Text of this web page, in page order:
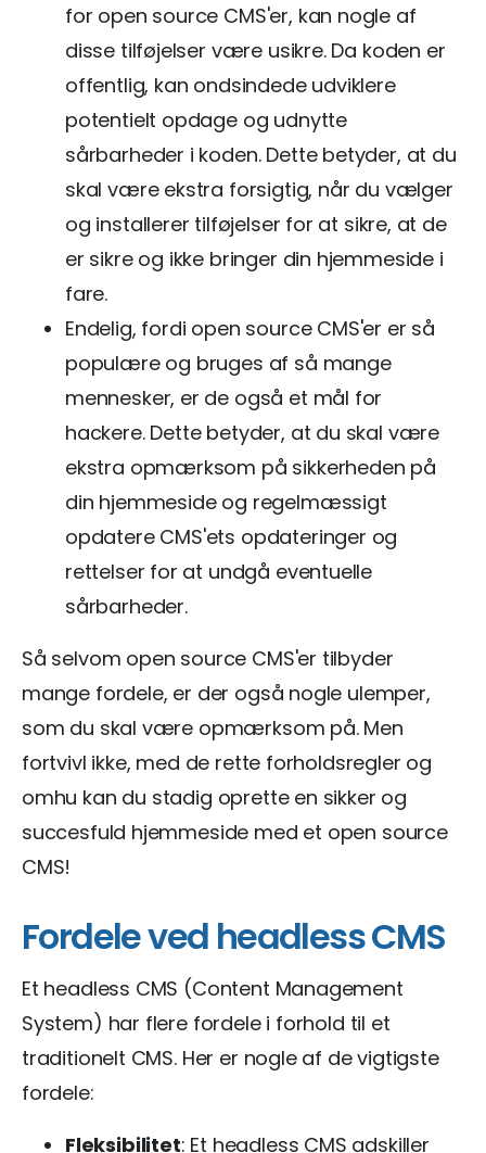
for open source CMS'er, kan nogle af
disse tilføjelser være usikre. Da koden er
offentlig, kan ondsindede udviklere
potentielt opdage og udnytte
sårbarheder i koden. Dette betyder, at du
skal være ekstra forsigtig, når du vælger
og installerer tilføjelser for at sikre, at de
er sikre og ikke bringer din hjemmeside i
fare.
Endelig, fordi open source CMS'er er så
populære og bruges af så mange
mennesker, er de også et mål for
hackere. Dette betyder, at du skal være
ekstra opmærksom på sikkerheden på
din hjemmeside og regelmæssigt
opdatere CMS'ets opdateringer og
rettelser for at undgå eventuelle
sårbarheder.
Så selvom open source CMS'er tilbyder
mange fordele, er der også nogle ulemper,
som du skal være opmærksom på. Men
fortvivl ikke, med de rette forholdsregler og
omhu kan du stadig oprette en sikker og
succesfuld hjemmeside med et open source
CMS!
Fordele ved headless CMS
Et headless CMS (Content Management
System) har flere fordele i forhold til et
traditionelt CMS. Her er nogle af de vigtigste
fordele:
Fleksibilitet: Et headless CMS adskiller